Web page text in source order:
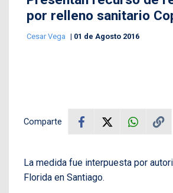
por relleno sanitario
Cesar Vega 01 de Agosto 2016
Comparte
La medida fue interpuesta por
Florida en Santiago.